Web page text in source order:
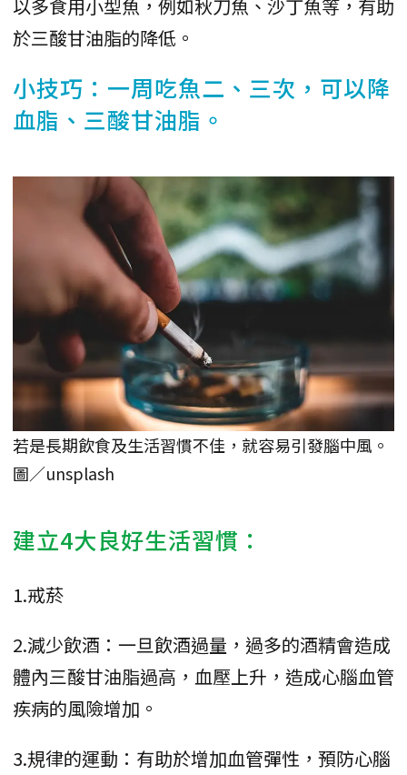
以多食用小型魚，例如秋刀魚、沙丁魚等，有助
於三酸甘油脂的降低。
小技巧：一周吃魚二、三次，可以降
血脂、三酸甘油脂。
若是長期飲食及生活習慣不佳，就容易引發腦中風。
圖／unsplash
建立4大良好生活習慣：
1.戒菸
2.減少飲酒：一旦飲酒過量，過多的酒精會造成
體內三酸甘油脂過高，血壓上升，造成心腦血管
疾病的風險增加。
3.規律的運動：有助於增加血管彈性，預防心腦